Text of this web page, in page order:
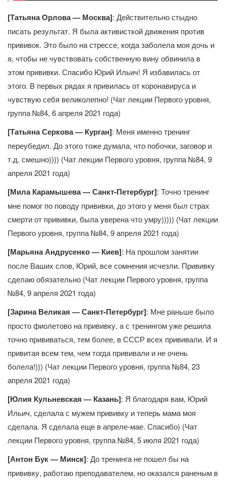
[Татьяна Орлова — Москва]: Действительно стыдно
писать результат. Я была активисткой движения против
прививок. Это было на стрессе, когда заболела моя дочь и
я, чтобы не чувствовать собственную вину обвинила в
этом прививки. Спасибо Юрий Ильич! Я избавилась от
этого. В первых рядах я привилась от коронавируса и
чувствую себя великолепно! (Чат лекции Первого уровня,
группа №84, 6 апреля 2021 года)
[Татьяна Серкова — Курган]: Меня именно тренинг
переубедил. До этого тоже думала, что побочки, заговор и
т.д. смешно)))) (Чат лекции Первого уровня, группа №84, 9
апреля 2021 года)
[Мила Карамышева — Санкт-Петербург]: Точно тренинг
мне помог по поводу прививки, до этого у меня был страх
смерти от прививки, была уверена что умру))))) (Чат лекции
Первого уровня, группа №84, 9 апреля 2021 года)
[Марьяна Андрусенко — Киев]: На прошлом занятии
после Ваших слов, Юрий, все сомнения исчезли. Прививку
сделаю обязательно (Чат лекции Первого уровня, группа
№84, 9 апреля 2021 года)
[Зарина Великая — Санкт-Петербург]: Мне раньше было
просто фиолетово на прививку, а с тренингом уже решила
точно прививаться, тем более, в СССР всех прививали. И я
привитая всем тем, чем тогда прививали и не очень
болела!))) (Чат лекции Первого уровня, группа №84, 23
апреля 2021 года)
[Юлия Кульневская — Казань]: Я благодаря вам, Юрий
Ильич, сделала с мужем прививку и теперь мама моя
сделала. Я сделала еще в апреле-мае. Спасибо) (Чат
лекции Первого уровня, группа №84, 5 июля 2021 года)
[Антон Бук — Минск]: До тренинга не пошел бы на
прививку, работаю преподавателем, но оказался раненым в